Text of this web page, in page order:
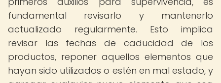
fundamental revisarlo y mantenerlo
actualizado regularmente. Esto implica
revisar las fechas de caducidad de los
productos, reponer aquellos elementos que
hayan sido utilizados o estén en mal estado, y